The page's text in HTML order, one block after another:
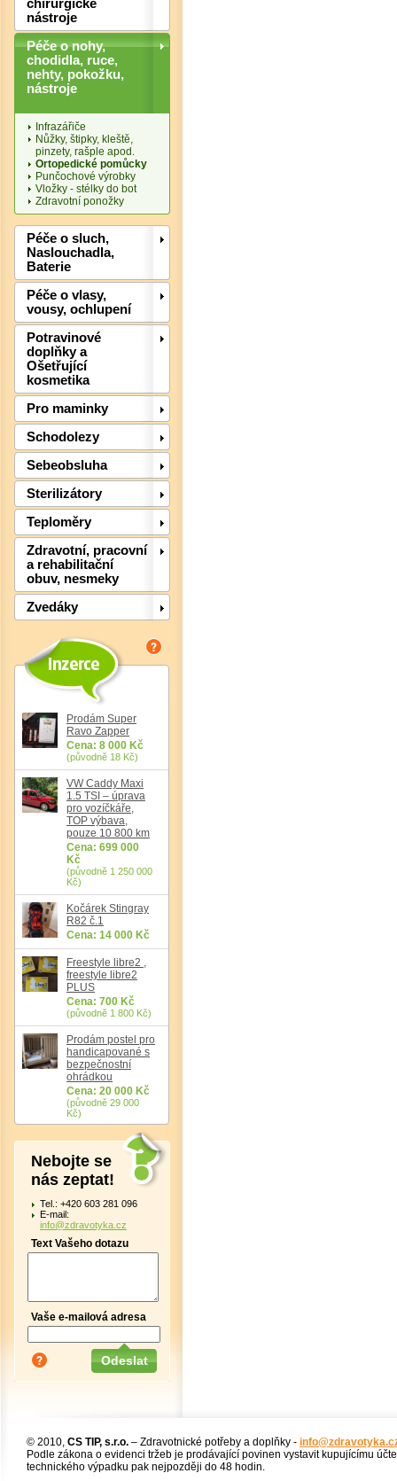
chirurgické
nástroje
Péče o nohy,
chodidla, ruce,
nehty, pokožku,
nástroje
Infrazářiče
Nůžky, štipky, kleště,
pinzety, rašple apod.
Ortopedické pomůcky
Punčochové výrobky
Vložky - stélky do bot
Zdravotní ponožky
Péče o sluch,
Naslouchadla,
Baterie
Péče o vlasy,
vousy, ochlupení
Potravinové
doplňky a
Ošetřující
kosmetika
Pro maminky
Schodolezy
Sebeobsluha
Sterilizátory
Teploměry
Zdravotní, pracovní
a rehabilitační
obuv, nesmeky
Zvedáky
Prodám Super
Ravo Zapper
Cena: 8 000 Kč
(původně 18 Kč)
VW Caddy Maxi
1.5 TSI – úprava
pro vozíčkáře,
TOP výbava,
pouze 10 800 km
Cena: 699 000
Kč
(původně 1 250 000
Kč)
Kočárek Stingray
R82 č.1
Cena: 14 000 Kč
Freestyle libre2 ,
freestyle libre2
PLUS
Cena: 700 Kč
(původně 1 800 Kč)
Prodám postel pro
handicapované s
bezpečnostní
ohrádkou
Cena: 20 000 Kč
(původně 29 000
Kč)
Nebojte se
nás zeptat!
Tel.: +420 603 281 096
E-mail:
info@zdravotyka.cz
Text Vašeho dotazu
Vaše e-mailová adresa
© 2010, CS TIP, s.r.o. – Zdravotnické potřeby a doplňky -
Podle zákona o evidenci tržeb je prodávající povinen vystavit kupujícímu
technického výpadku pak nejpozději do 48 hodin.